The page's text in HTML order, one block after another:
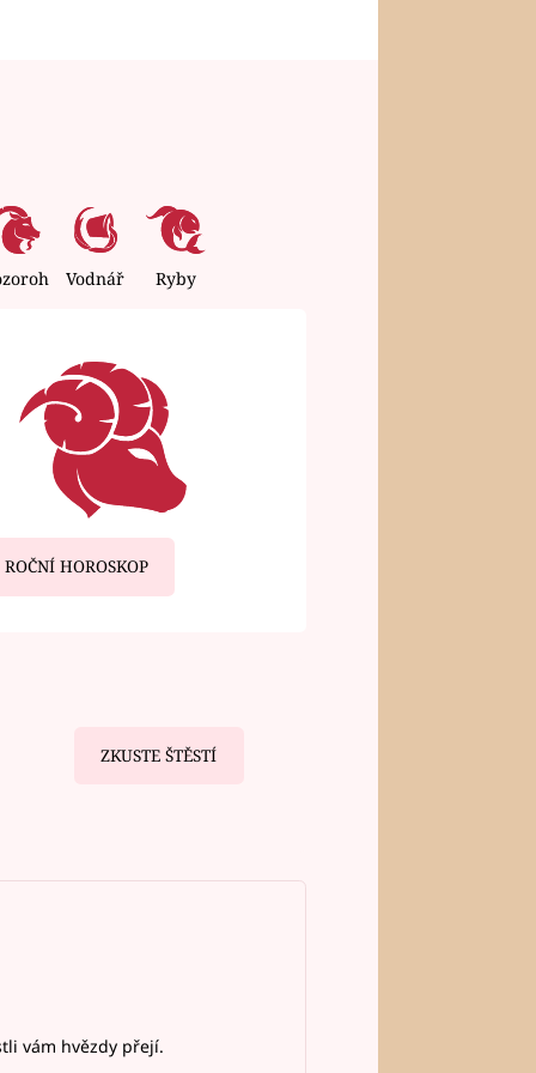
Vodnář Ryby
ROČNÍ HOROSKOP
ZKUSTE ŠTĚSTÍ
vám hvězdy přejí.